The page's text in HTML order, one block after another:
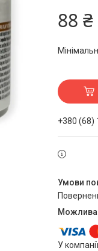
88 ₴
+380 (68)
У